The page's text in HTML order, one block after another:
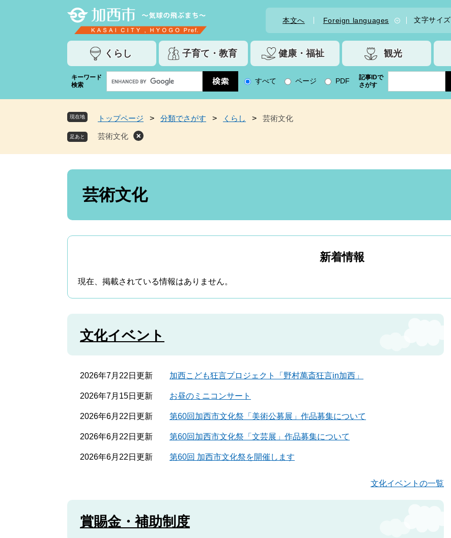
本文へ Foreign languages 文字サイズ
くらし 子育て・教育 健康・福祉 観光
キーワード
検索
o
l
カ
索
すべて ページ PDF
記事IDで
さがす
現在地 トップページ > 分類でさがす > くらし > 芸術文化
芸術文化
本
芸術文化
新着情報
現在、掲載されている情報はありません。
文化イベント
2026年7月22日更新 加西こども狂言プロジェクト「野村萬斎狂言in加西」
2026年7月15日更新 お昼のミニコンサート
2026年6月22日更新 第60回加西市文化祭「美術公募展」作品募集について
2026年6月22日更新 第60回加西市文化祭「文芸展」作品募集について
2026年6月22日更新 第60回 加西市文化祭を開催します
文化イベントの一覧
賞賜金・補助制度